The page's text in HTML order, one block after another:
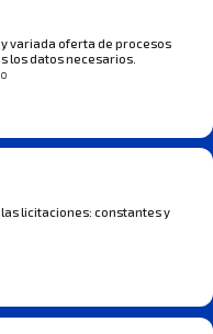
variada oferta de procesos
los datos necesarios.
licitaciones: constantes y